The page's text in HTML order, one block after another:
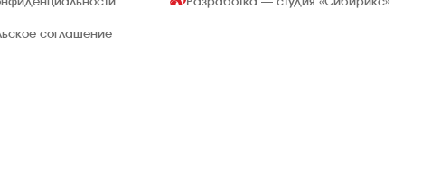
соглашение